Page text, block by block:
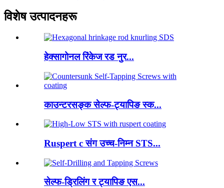
विशेष उत्पादनहरू
हेक्सागोनल रिंकेज रड नुर...
काउन्टरसङ्क सेल्फ-ट्यापिङ स्क...
Ruspert c संग उच्च-निम्न STS...
सेल्फ-ड्रिलिंग र ट्यापिङ एस...